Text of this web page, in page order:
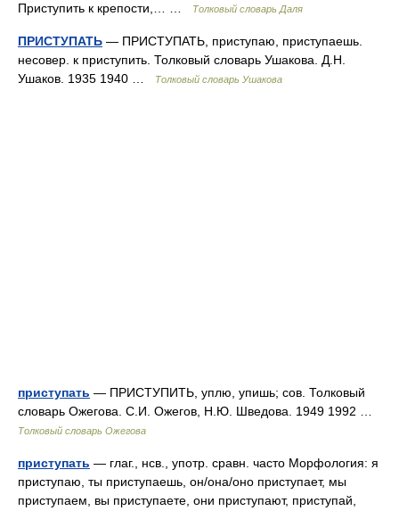
Приступить к крепости,… …
Толковый словарь Даля
ПРИСТУПАТЬ — ПРИСТУПАТЬ, приступаю, приступаешь.
несовер. к приступить. Толковый словарь Ушакова. Д.Н.
Ушаков. 1935 1940 …
Толковый словарь Ушакова
приступать — ПРИСТУПИТЬ, уплю, упишь; сов. Толковый
словарь Ожегова. С.И. Ожегов, Н.Ю. Шведова. 1949 1992 …
Толковый словарь Ожегова
приступать — глаг., нсв., употр. сравн. часто Морфология: я
приступаю, ты приступаешь, он/она/оно приступает, мы
приступаем, вы приступаете, они приступают, приступай,